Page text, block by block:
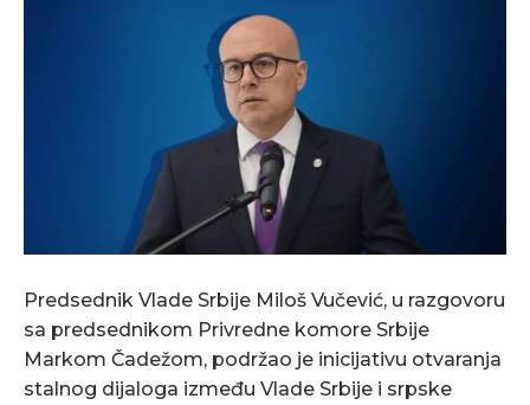
Predsednik Vlade Srbije Miloš Vučević, u razgovoru
sa predsednikom Privredne komore Srbije
Markom Čadežom, podržao je inicijativu otvaranja
stalnog dijaloga između Vlade Srbije i srpske